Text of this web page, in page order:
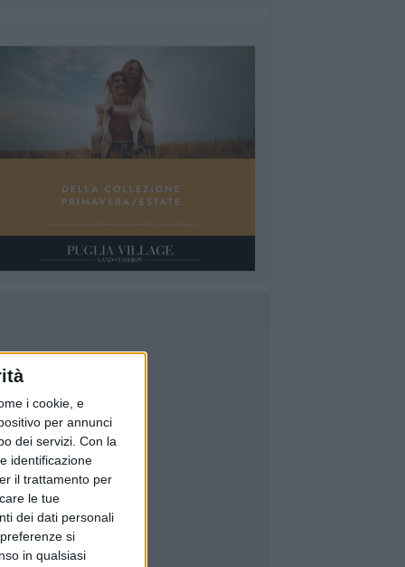
i cookie, e
per annunci
dei servizi. Con la
identificazione
il trattamento per
le tue
dei dati personali
si
in qualsiasi